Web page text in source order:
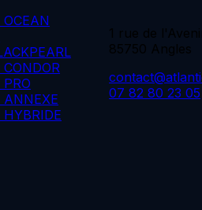
1 rue de
85750 Angles
07 82 80 23 05